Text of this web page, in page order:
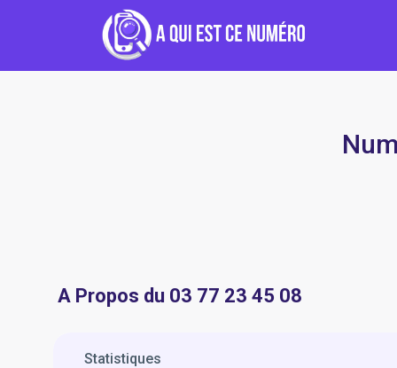
A Propos du 03 77 23 45 08
Statistiques